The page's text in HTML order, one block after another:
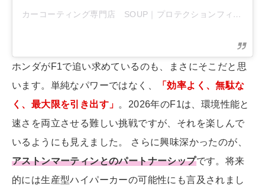
カーコーティング専門店 SOUP｜プロテクションフィルム専門店
ホンダがF1で追い求めているのも、まさにそこだと思
います。単純なパワーではなく、
「効率よく、無駄な
く、最大限を引き出す」 。2026年のF1は、環境性能と
速さを両立させる難しい挑戦ですが、それを楽しんで
いるようにも見えました。 さらに興味深かったのが、
アストンマーティンとのパートナーシップです。将来
的には生産型ハイパーカーの可能性にも言及されまし